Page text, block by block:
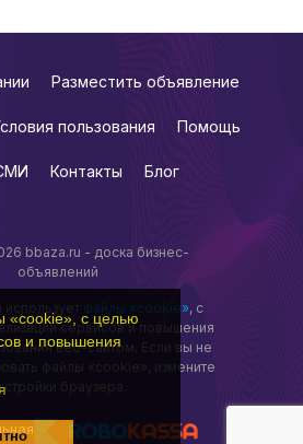
«cookie», с целью
и повышения
bbaza.ru - доска бизнес-
объявлений
использует файлы «cookie», с
сервисов и повышения
веб-сайтом. Если вы не
файлы «cookie», измените
браузера.
Разместить объявление
пользования Помощь
Контакты Блог